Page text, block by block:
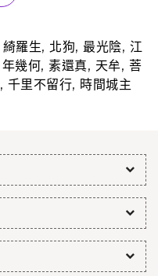
綺羅生, 北狗, 最光陰, 江
年幾何,素還真, 天牟, 菩
, 千里不留行, 時間城主